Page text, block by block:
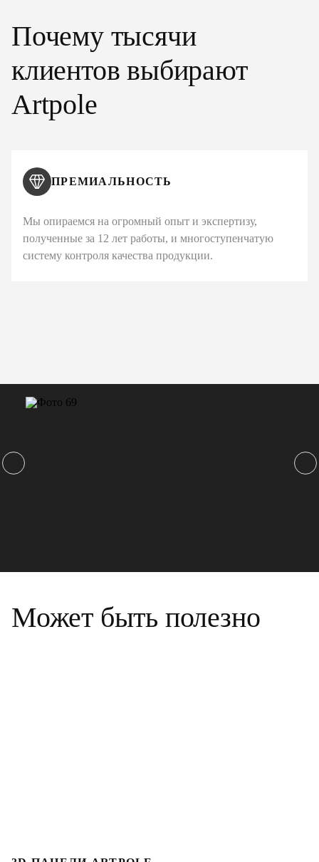
Почему тысячи
клиентов выбирают
Artpole
ПРЕМИАЛЬНОСТЬ
Мы опираемся на огромный опыт и экспертизу,
полученные за 12 лет работы, и многоступенчатую
систему контроля качества продукции.
Может быть полезно